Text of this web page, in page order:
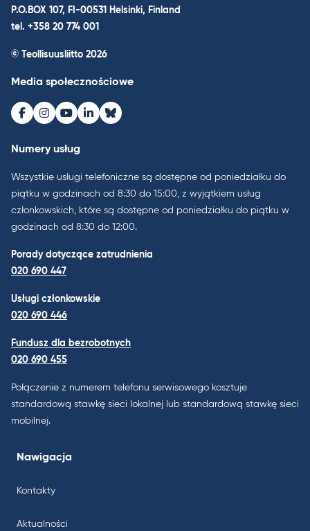
P.O.BOX 107, FI-00531 Helsinki, Finland
tel. +358 20 774 001
© Teollisuusliitto 2026
Media społecznościowe
Facebook
Instagram
Youtube
LinkedInBluesky
Numery usług
Wszystkie usługi telefoniczne są dostępne od poniedziałku do
piątku w godzinach od 8:30 do 15:00, z wyjątkiem usług
członkowskich, które są dostępne od poniedziałku do piątku w
godzinach od 8:30 do 12:00.
Porady dotyczące zatrudnienia
020 690 447
Usługi członkowskie
020 690 446
Fundusz dla bezrobotnych
020 690 455
Połączenie z numerem telefonu serwisowego kosztuje
standardową stawkę sieci lokalnej lub standardową stawkę sieci
mobilnej.
Nawigacja
Kontakty
Aktualności